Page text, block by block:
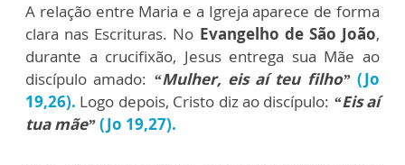
A relação entre Maria e a Igreja aparece de forma
clara nas Escrituras. No Evangelho de São João,
durante a crucifixão, Jesus entrega sua Mãe ao
discípulo amado: “Mulher, eis aí teu filho” (Jo
19,26). Logo depois, Cristo diz ao discípulo: “Eis aí
tua mãe”(Jo 19,27).